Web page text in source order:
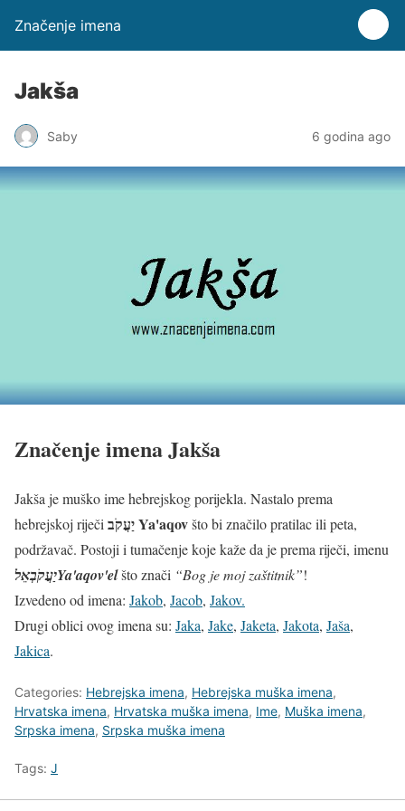
Značenje imena
Jakša
Saby 6 godina ago
Značenje imena Jakša
Jakša je muško ime hebrejskog porijekla. Nastalo prema
hebrejskoj riječi
יַעֲקֹב Ya'aqovšto bi značilo pratilac ili peta,
podržavač. Postoji i tumačenje koje kaže da je prema riječi, imenu
יַעֲקֹבְאֵלYa'aqov'elšto znači “Bog je moj zaštitnik”!
Izvedeno od imena: Jakob, Jacob, Jakov.
Drugi oblici ovog imena su: Jaka, Jake, Jaketa, Jakota, Jaša,
Jakica.
Categories: Hebrejska imena, Hebrejska muška imena,
Hrvatska imena, Hrvatska muška imena, Ime, Muška imena,
Srpska imena, Srpska muška imena
Tags: J